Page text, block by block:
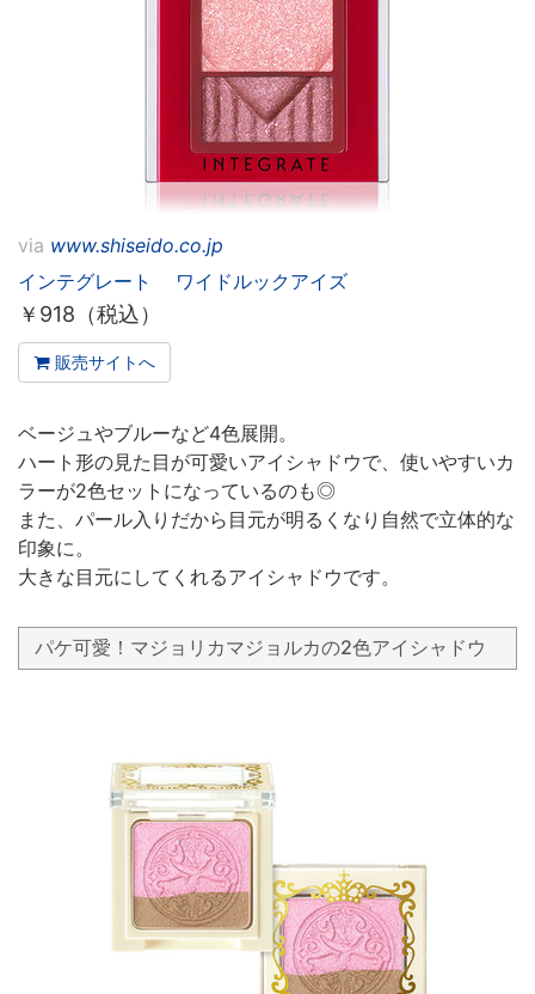
via www.shiseido.co.jp
インテグレート ワイドルックアイズ
￥ 918（税込）
販売サイトへ
ベージュやブルーなど4色展開。
ハート形の見た目が可愛いアイシャドウで、使いやすいカ
ラーが2色セットになっているのも◎
また、パール入りだから目元が明るくなり自然で立体的な
印象に。
大きな目元にしてくれるアイシャドウです。
パケ可愛！マジョリカマジョルカの2色アイシャドウ